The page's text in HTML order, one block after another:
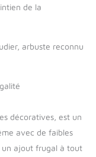
de la
arbuste reconnu
décoratives, est un
avec de faibles
un ajout frugal à tout